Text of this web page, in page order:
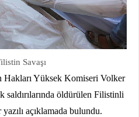
Savaşı
Yüksek Komiseri Volker
öldürülen Filistinli
yazılı açıklamada bulundu.